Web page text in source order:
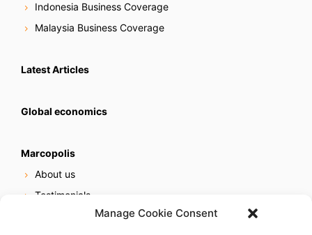
Manage Cookie Consent
Indonesia Business Coverage
Malaysia Business Coverage
Latest Articles
Global economics
Marcopolis
About us
Testimonials